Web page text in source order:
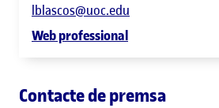
lblascos@uoc.edu
Web professional
Contacte de premsa